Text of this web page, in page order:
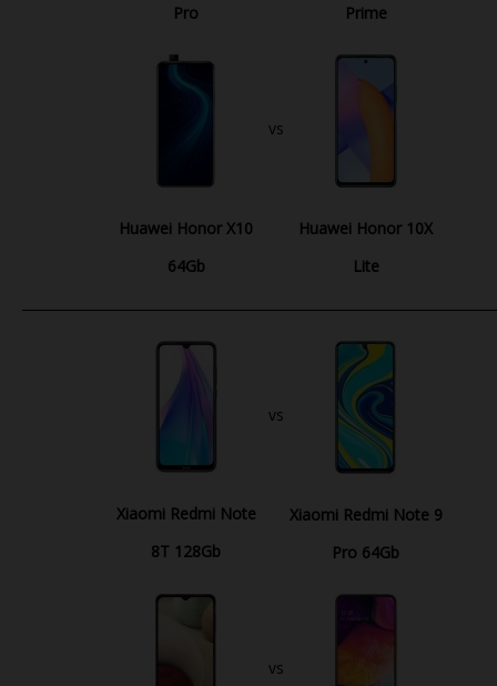
Pro
Prime
Huawei Honor X10
64Gb
vs
Huawei Honor 10X
Lite
Xiaomi Redmi Note
8T 128Gb
vs
Xiaomi Redmi Note 9
Pro 64Gb
vs